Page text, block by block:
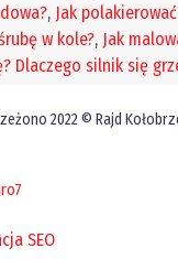
, Jak
w kole?, Jak
Dlaczego silnik się
2022 © Rajd